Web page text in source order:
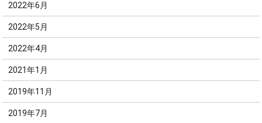
2022年6月
2022年5月
2022年4月
2021年1月
2019年11月
2019年7月